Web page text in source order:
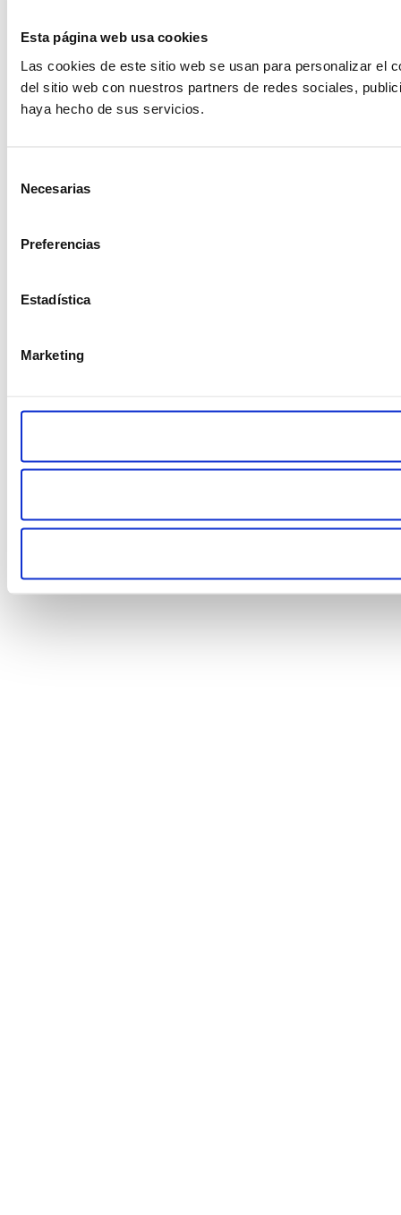
Esta página web usa cookies
Las cookies de este sitio web se usan para personalizar el
del sitio web con nuestros partners de redes sociales,
haya hecho de sus servicios.
Necesarias
Preferencias
Estadística
Marketing